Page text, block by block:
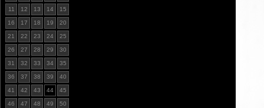
11 12 13 14 15
16 17 18 19 20
21 22 23 24 25
26 27 28 29 30
31 32 33 34 35
36 37 38 39 40
41 42 43 44 45
46 47 48 49 50